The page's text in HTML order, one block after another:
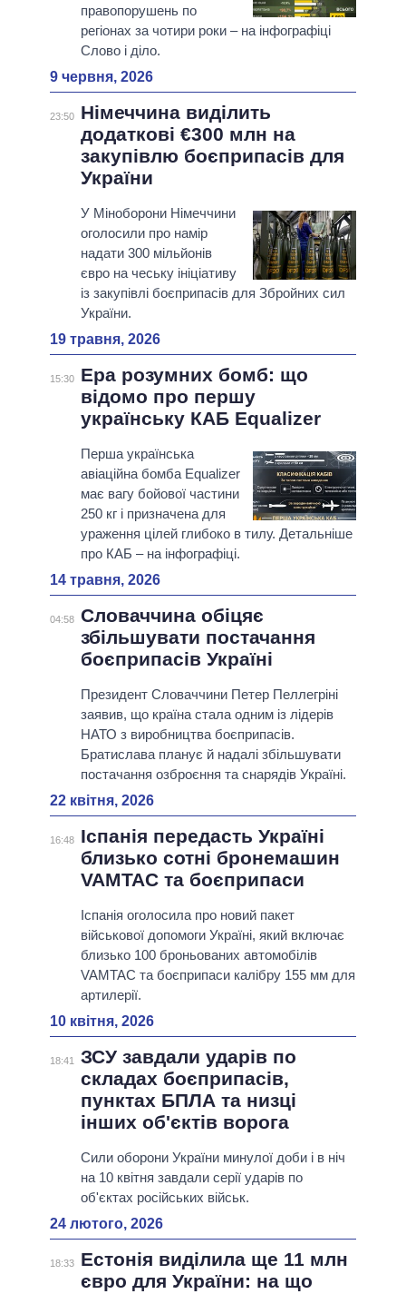
правопорушень по
регіонах за чотири роки – на інфографіці
Слово і діло.
9 червня, 2026
23:50
Німеччина виділить
додаткові €300 млн на
закупівлю боєприпасів для
України
У Міноборони Німеччини
оголосили про намір
надати 300 мільйонів
євро на чеську ініціативу
із закупівлі боєприпасів для Збройних сил
України.
19 травня, 2026
15:30
Ера розумних бомб: що
відомо про першу
українську КАБ Equalizer
Перша українська
авіаційна бомба Equalizer
має вагу бойової частини
250 кг і призначена для
ураження цілей глибоко в тилу. Детальніше
про КАБ – на інфографіці.
14 травня, 2026
04:58 Словаччина обіцяє
збільшувати постачання
боєприпасів Україні
Президент Словаччини Петер Пеллегріні
заявив, що країна стала одним із лідерів
НАТО з виробництва боєприпасів.
Братислава планує й надалі збільшувати
постачання озброєння та снарядів Україні.
22 квітня, 2026
16:48
Іспанія передасть Україні
близько сотні бронемашин
VAMTAC та боєприпаси
Іспанія оголосила про новий пакет
військової допомоги Україні, який включає
близько 100 броньованих автомобілів
VAMTAC та боєприпаси калібру 155 мм для
артилерії.
10 квітня, 2026
18:41
ЗСУ завдали ударів по
складах боєприпасів,
пунктах БПЛА та низці
інших об'єктів ворога
Сили оборони України минулої доби і в ніч
на 10 квітня завдали серії ударів по
об'єктах російських військ.
24 лютого, 2026
18:33
Естонія виділила ще 11 млн
євро для України: на що